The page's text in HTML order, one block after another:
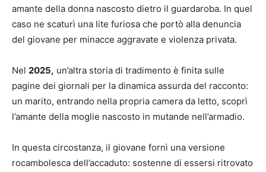
amante della donna nascosto dietro il guardaroba. In quel
caso ne scaturì una lite furiosa che portò alla denuncia
del giovane per minacce aggravate e violenza privata.
Nel 2025, un’altra storia di tradimento è finita sulle
pagine dei giornali per la dinamica assurda del racconto:
un marito, entrando nella propria camera da letto, scoprì
l’amante della moglie nascosto in mutande nell’armadio.
In questa circostanza, il giovane fornì una versione
rocambolesca dell’accaduto: sostenne di essersi ritrovato